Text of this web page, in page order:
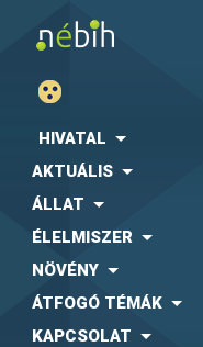
HIVATAL
AKTUÁLIS
ÁLLAT
ÉLELMISZER
NÖVÉNY
ÁTFOGÓ TÉMÁK
KAPCSOLAT